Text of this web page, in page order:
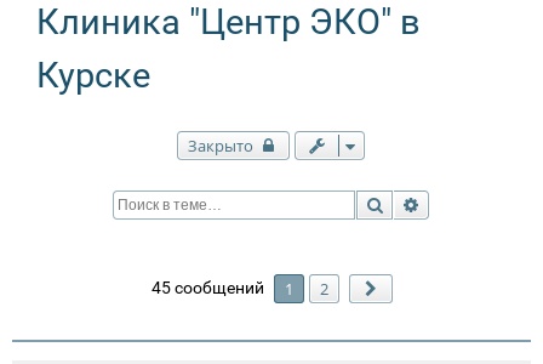
Клиника "Центр ЭКО" в
Курске
Закрыто
Поиск
45 сообщений 1 2